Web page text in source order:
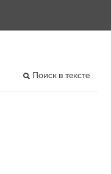
Поиск в тексте